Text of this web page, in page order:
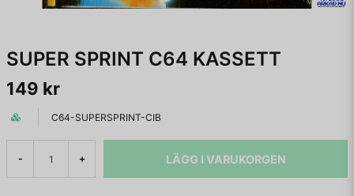
SUPER SPRINT C64 KASSETT
149 kr
C64-SUPERSPRINT-CIB
- + LÄGG I VARUKORGEN